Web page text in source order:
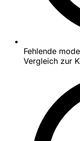
Fehlende
Vergleich zur